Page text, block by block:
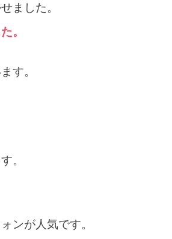
ました。
。
す。
。
ンが人気です。